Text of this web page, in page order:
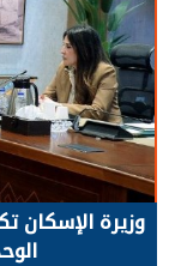
الرئيس
يحتاج إلى